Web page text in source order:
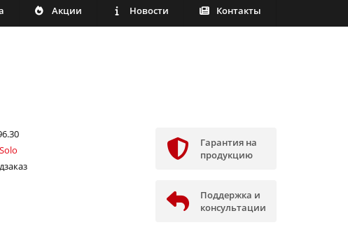
Акции Новости Контакты
Гарантия на
продукцию
Поддержка и
консультации